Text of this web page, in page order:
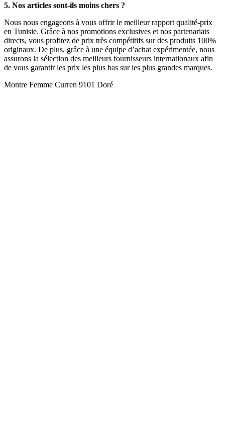
5. Nos articles sont-ils moins chers ?
Nous nous engageons à vous offrir le meilleur rapport qualité-prix
en Tunisie. Grâce à nos promotions exclusives et nos partenariats
directs, vous profitez de prix très compétitifs sur des produits 100%
originaux. De plus, grâce à une équipe d’achat expérimentée, nous
assurons la sélection des meilleurs fournisseurs internationaux afin
de vous garantir les prix les plus bas sur les plus grandes marques.
Montre Femme Curren 9101 Doré